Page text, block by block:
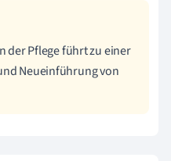
der Pflege führt zu einer
Neueinführung von